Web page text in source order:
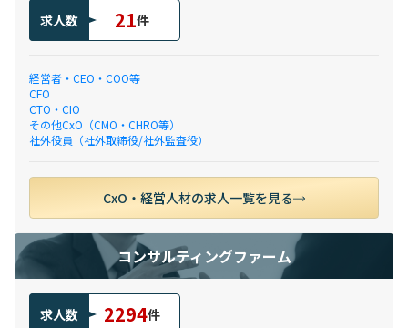
求人数 21件
経営者・CEO・COO等
CFO
CTO・CIO
その他CxO（CMO・CHRO等）
社外役員（社外取締役/社外監査役）
CxO・経営人材の求人一覧を見る
コンサルティングファーム
求人数 2294件